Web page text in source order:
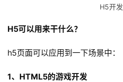
H5开发
H5可以用来干什么？
h5页面可以应用到一下场景中：
1、HTML5的游戏开发